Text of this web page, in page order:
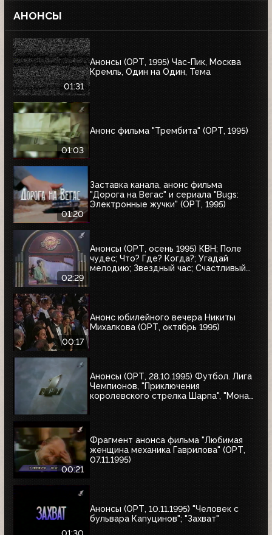
АНОНСЫ
01:31
Анонсы (ОРТ, 1995) Час-Пик, Москва
Кремль, Один на Один, Тема
01:03
Анонс фильма "Трембита" (ОРТ, 1995)
01:20
Заставка канала, анонс фильма
"Дорога на Вегас" и сериала "Bugs:
Электронные жучки" (ОРТ, 1995)
02:29
Анонсы (ОРТ, осень 1995) КВН; Поле
чудес; Что? Где? Когда?; Угадай
мелодию; Звездный час; Счастливый
00:17
Анонс юбилейного вечера Никиты
Михалкова (ОРТ, октябрь 1995)
Анонсы (ОРТ, 28.10.1995) Футбол. Лига
Чемпионов, "Приключения
королевского стрелка Шарпа", "Мона
00:21
Фрагмент анонса фильма "Любимая
женщина механика Гаврилова" (ОРТ,
07.11.1995)
Анонсы (ОРТ, 10.11.1995) "Человек с
бульвара Капуцинов"; "Захват"